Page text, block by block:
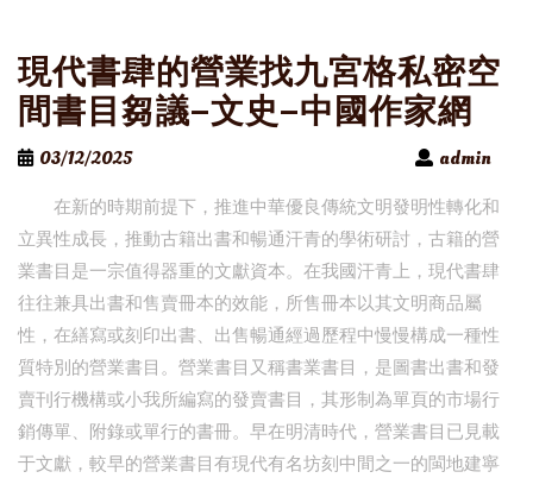
現代書肆的營業找九宮格私密空
間書目芻議–文史–中國作家網
03/12/2025
admin
在新的時期前提下，推進中華優良傳統文明發明性轉化和
立異性成長，推動古籍出書和暢通汗青的學術研討，古籍的營
業書目是一宗值得器重的文獻資本。在我國汗青上，現代書肆
往往兼具出書和售賣冊本的效能，所售冊本以其文明商品屬
性，在繕寫或刻印出書、出售暢通經過歷程中慢慢構成一種性
質特別的營業書目。營業書目又稱書業書目，是圖書出書和發
賣刊行機構或小我所編寫的發賣書目，其形制為單頁的市場行
銷傳單、附錄或單行的書冊。早在明清時代，營業書目已見載
于文獻，較早的營業書目有現代有名坊刻中間之一的閩地建寧